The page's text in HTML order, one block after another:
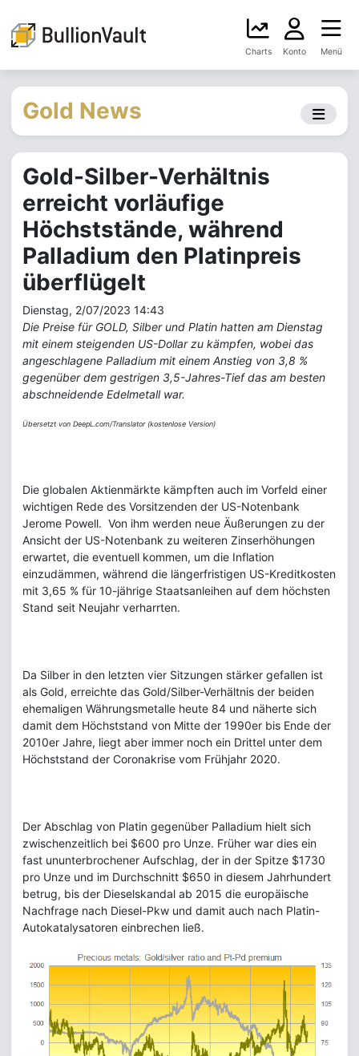
Charts Konto Menü
Gold News
Gold-Silber-Verhältnis
erreicht vorläufige
Höchststände, während
Palladium den Platinpreis
überflügelt
Dienstag, 2/07/2023 14:43
Die Preise für GOLD, Silber und Platin hatten am Dienstag
mit einem steigenden US-Dollar zu kämpfen, wobei das
angeschlagene Palladium mit einem Anstieg von 3,8 %
gegenüber dem gestrigen 3,5-Jahres-Tief das am besten
abschneidende Edelmetall war.
Übersetzt von DeepL.com/Translator (kostenlose Version)
Die globalen Aktienmärkte kämpften auch im Vorfeld einer
wichtigen Rede des Vorsitzenden der US-Notenbank
Jerome Powell. Von ihm werden neue Äußerungen zu der
Ansicht der US-Notenbank zu weiteren Zinserhöhungen
erwartet, die eventuell kommen, um die Inflation
einzudämmen, während die längerfristigen US-Kreditkosten
mit 3,65 % für 10-jährige Staatsanleihen auf dem höchsten
Stand seit Neujahr verharrten.
Da Silber in den letzten vier Sitzungen stärker gefallen ist
als Gold, erreichte das Gold/Silber-Verhältnis der beiden
ehemaligen Währungsmetalle heute 84 und näherte sich
damit dem Höchststand von Mitte der 1990er bis Ende der
2010er Jahre, liegt aber immer noch ein Drittel unter dem
Höchststand der Coronakrise vom Frühjahr 2020.
Der Abschlag von Platin gegenüber Palladium hielt sich
zwischenzeitlich bei $600 pro Unze. Früher war dies ein
fast ununterbrochener Aufschlag, der in der Spitze $1730
pro Unze und im Durchschnitt $650 in diesem Jahrhundert
betrug, bis der Dieselskandal ab 2015 die europäische
Nachfrage nach Diesel-Pkw und damit auch nach Platin-
Autokatalysatoren einbrechen ließ.